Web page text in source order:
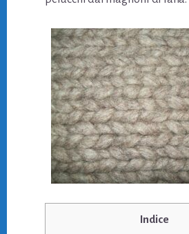
Indice